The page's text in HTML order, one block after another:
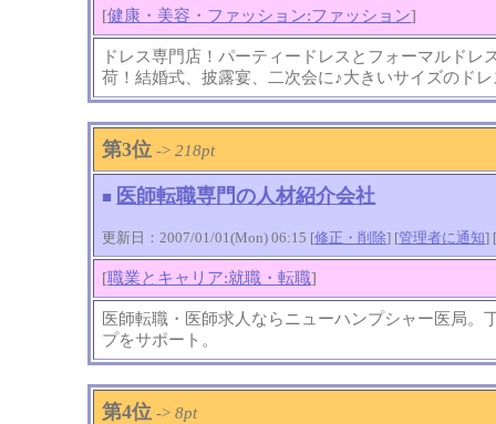
[健康・美容・ファッション:ファッション]
ドレス専門店！パーティードレスとフォーマルドレ
荷！結婚式、披露宴、二次会に♪大きいサイズのド
第3位 ->218pt
■ 医師転職専門の人材紹介会社
更新日：2007/01/01(Mon) 06:15 [修正・削除] [管理者に通知]
[職業とキャリア:就職・転職]
医師転職・医師求人ならニューハンプシャー医局。
プをサポート。
第4位 ->8pt